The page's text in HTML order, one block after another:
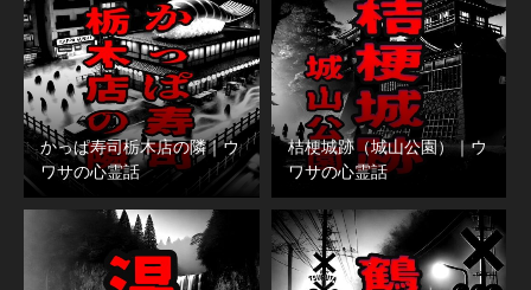
かっぱ寿司栃木店の隣｜ウ
ワサの心霊話
桔梗城跡（城山公園）｜ウ
ワサの心霊話